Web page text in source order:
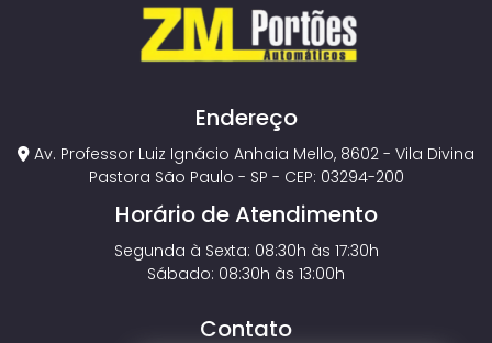
Endereço
Av. Professor Luiz Ignácio Anhaia Mello, 8602 - Vila Divina
Pastora São Paulo - SP - CEP: 03294-200
Horário de Atendimento
Segunda à Sexta: 08:30h às 17:30h
Sábado: 08:30h às 13:00h
Contato